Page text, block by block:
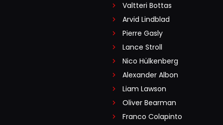
Valtteri Bottas
Arvid Lindblad
Pierre Gasly
Lance Stroll
Nico Hülkenberg
Alexander Albon
Liam Lawson
Oliver Bearman
Franco Colapinto